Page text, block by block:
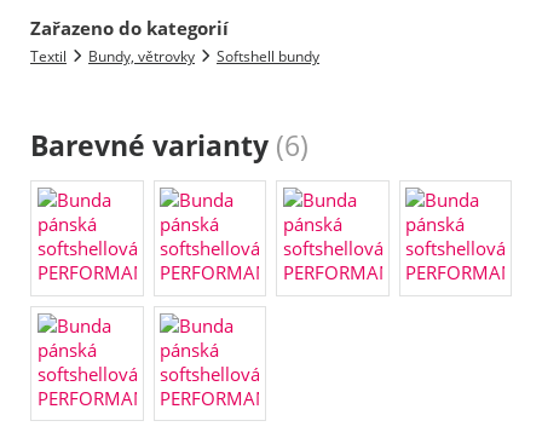
Zařazeno do kategorií
Textil Bundy, větrovky Softshell bundy
Barevné varianty (6)